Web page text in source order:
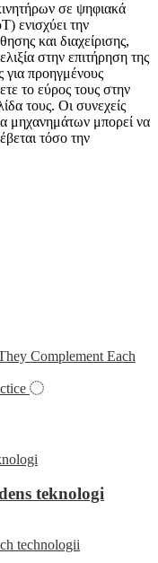
σε ψηφιακά
ενισχύει την
και διαχείρισης,
στην επιτήρηση της
για προηγμένους
το εύρος τους στην
τους. Οι συνεχείς
μηχανημάτων μπορεί να
τόσο την
Complement Each
teknologi